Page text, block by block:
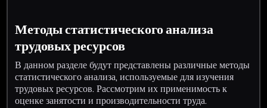
Методы статистического анализа
трудовых ресурсов
В данном разделе будут представлены различные методы
статистического анализа, используемые для изучения
трудовых ресурсов. Рассмотрим их применимость к
оценке занятости и производительности труда.